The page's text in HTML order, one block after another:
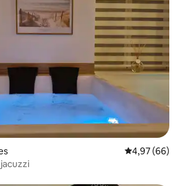
Prosječna
4,97 (66)